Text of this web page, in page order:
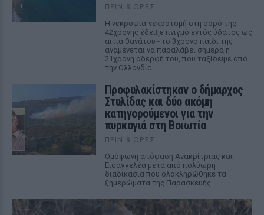
ΠΡΙΝ 8 ΏΡΕΣ
Η νεκροψία-νεκροτομή στη σορό της
42χρονης έδειξε πνιγμό εντός ύδατος ως
αιτία θανάτου - το 3χρονο παιδί της
αναμένεται να παραλάβει σήμερα η
21χρονη αδερφή του, που ταξίδεψε από
την Ολλανδία
Προφυλακίστηκαν ο δήμαρχος
Στυλίδας και δύο ακόμη
κατηγορούμενοι για την
πυρκαγιά στη Βοιωτία
ΠΡΙΝ 8 ΏΡΕΣ
Ομόφωνη απόφαση Ανακρίτριας και
Εισαγγελέα μετά από πολύωρη
διαδικασία που ολοκληρώθηκε τα
ξημερώματα της Παρασκευής